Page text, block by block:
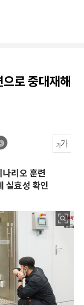
로 중대재해
리오 훈련
실효성 확인